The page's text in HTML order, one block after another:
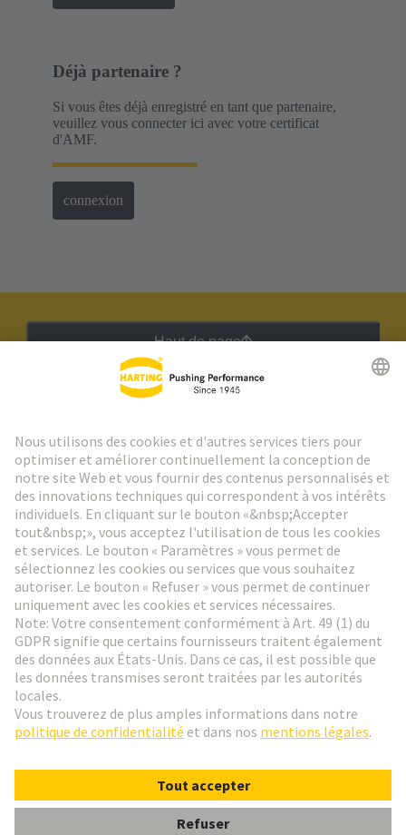
Déjà partenaire ?
Si vous êtes déjà enregistré en tant que partenaire,
veuillez vous connecter ici avec votre certificat
d'AMF.
connexion
Haut de page
Aller à l'inscription
Social Media
Belgique Français
© HARTING Technology Group